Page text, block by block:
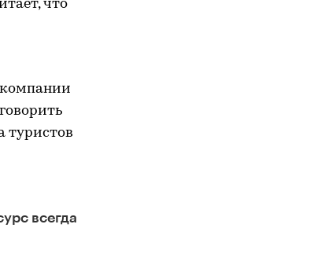
что
компании
туристов
всегда